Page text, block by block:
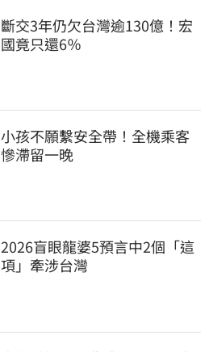
斷交3年仍欠台灣逾130億！宏
國竟只還6％
小孩不願繫安全帶！全機乘客
慘滯留一晚
2026盲眼龍婆5預言中2個「這
項」牽涉台灣